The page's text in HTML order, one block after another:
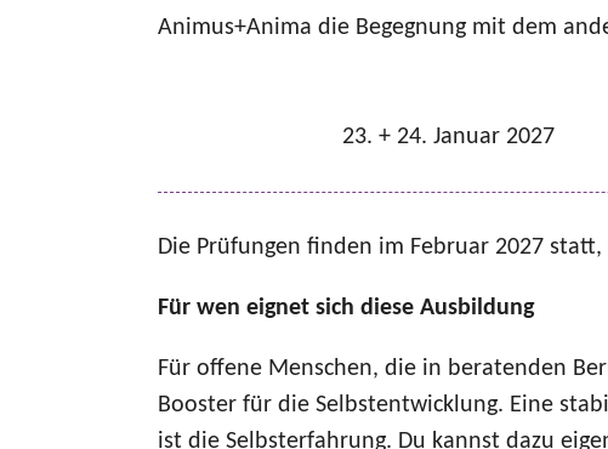
Animus+Anima die Begegnung mit dem
23. + 24. Januar 2027
Die Prüfungen finden im Februar 2027
Für wen eignet sich diese Ausbildung
Für offene Menschen, die in beratenden
Booster für die Selbstentwicklung. Eine
ist die Selbsterfahrung. Du kannst dazu